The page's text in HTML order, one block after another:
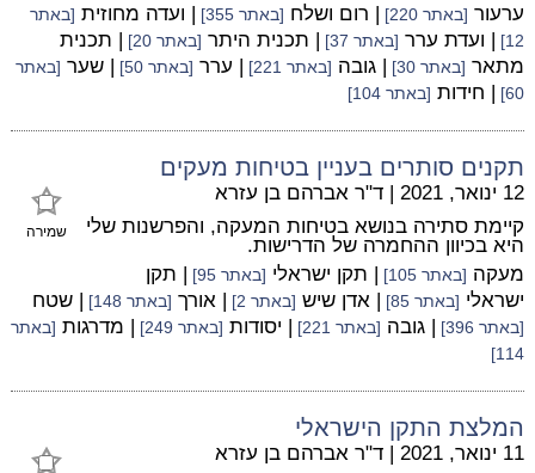
ערעור [באתר 220] | רום ושלח [באתר 355] | ועדה מחוזית [באתר
12]
| ועדת ערר [באתר 37] | תכנית היתר [באתר 20]
| תכנית
מתאר [באתר 30] | גובה [באתר 221] | ערר [באתר 50] | שער [באתר
60]
| חידות [באתר 104]
תקנים סותרים בעניין בטיחות מעקים
שמירה
12 ינואר, 2021 | ד"ר אברהם בן עזרא
קיימת סתירה בנושא בטיחות המעקה, והפרשנות שלי
היא בכיוון ההחמרה של הדרישות.
מעקה [באתר 105] | תקן ישראלי [באתר 95]
| תקן
ישראלי [באתר 85] | אדן שיש [באתר 2] | אורך [באתר 148] | שטח
[באתר 396] | גובה [באתר 221] | יסודות [באתר 249] | מדרגות [באתר
114]
המלצת התקן הישראלי
11 ינואר, 2021 | ד"ר אברהם בן עזרא